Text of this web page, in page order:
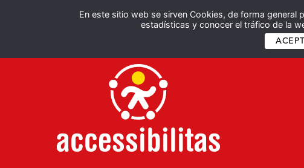
En este sitio web se sirven Cookies, de forma
estadísticas y conocer el tráfico de la